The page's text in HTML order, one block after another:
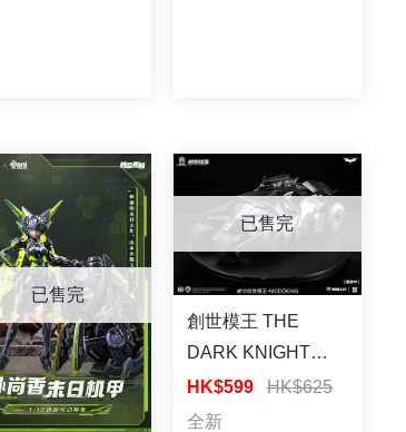
已售完
已售完
創世模王 THE
DARK KNIGHT
TRILOGYASSEMBLY
MODEL SERIES
HK$599 HK$625
全新